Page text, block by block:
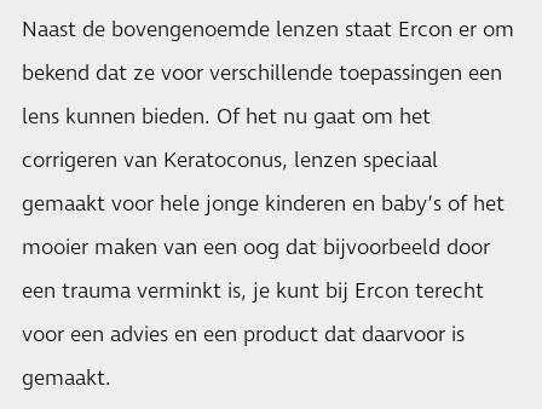
Naast de bovengenoemde lenzen staat Ercon er om
bekend dat ze voor verschillende toepassingen een
lens kunnen bieden. Of het nu gaat om het
corrigeren van Keratoconus, lenzen speciaal
gemaakt voor hele jonge kinderen en baby’s of het
mooier maken van een oog dat bijvoorbeeld door
een trauma verminkt is, je kunt bij Ercon terecht
voor een advies en een product dat daarvoor is
gemaakt.